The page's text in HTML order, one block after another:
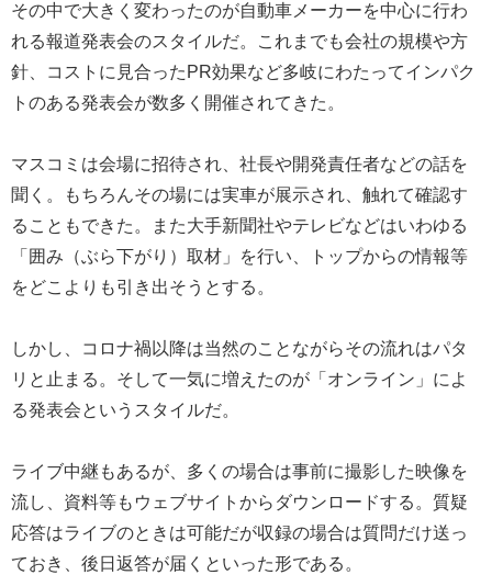
その中で大きく変わったのが自動車メーカーを中心に行わ
れる報道発表会のスタイルだ。これまでも会社の規模や方
針、コストに見合ったPR効果など多岐にわたってインパク
トのある発表会が数多く開催されてきた。
マスコミは会場に招待され、社長や開発責任者などの話を
聞く。もちろんその場には実車が展示され、触れて確認す
ることもできた。また大手新聞社やテレビなどはいわゆる
「囲み（ぶら下がり）取材」を行い、トップからの情報等
をどこよりも引き出そうとする。
しかし、コロナ禍以降は当然のことながらその流れはパタ
リと止まる。そして一気に増えたのが「オンライン」によ
る発表会というスタイルだ。
ライブ中継もあるが、多くの場合は事前に撮影した映像を
流し、資料等もウェブサイトからダウンロードする。質疑
応答はライブのときは可能だが収録の場合は質問だけ送っ
ておき、後日返答が届くといった形である。